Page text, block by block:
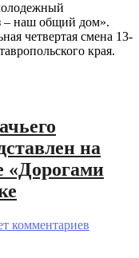
– наш общий дом».
четвертая смена 13-
края.
на
«Дорогами
комментариев